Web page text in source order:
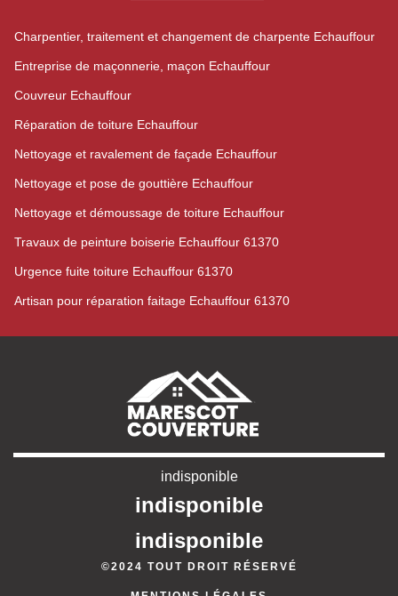
Charpentier, traitement et changement de charpente Echauffour
Entreprise de maçonnerie, maçon Echauffour
Couvreur Echauffour
Réparation de toiture Echauffour
Nettoyage et ravalement de façade Echauffour
Nettoyage et pose de gouttière Echauffour
Nettoyage et démoussage de toiture Echauffour
Travaux de peinture boiserie Echauffour 61370
Urgence fuite toiture Echauffour 61370
Artisan pour réparation faitage Echauffour 61370
indisponible
indisponible
indisponible
©2024 TOUT DROIT RÉSERVÉ